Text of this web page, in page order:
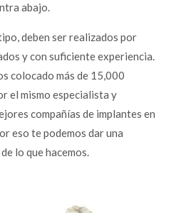
abajo.
deben ser realizados por
y con suficiente experiencia.
colocado más de 15,000
el mismo especialista y
compañías de implantes en
eso te podemos dar una
lo que hacemos.